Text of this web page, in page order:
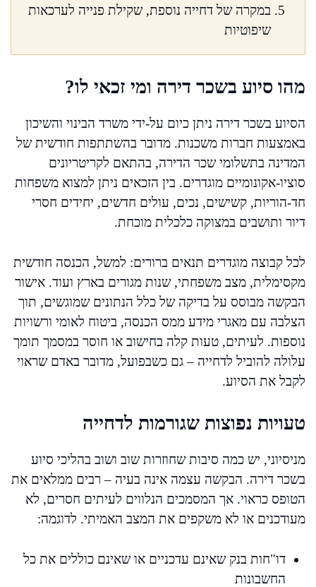
במקרה של דחייה נוספת, שקילת פנייה לערכאות
שיפוטיות
מהו סיוע בשכר דירה ומי זכאי לו?
הסיוע בשכר דירה ניתן כיום על-ידי משרד הבינוי והשיכון
באמצעות חברות משכנות. מדובר בהשתתפות חודשית של
המדינה בתשלומי שכר הדירה, בהתאם לקריטריונים
סוציו-אקונומיים מוגדרים. בין הזכאים ניתן למצוא משפחות
חד-הוריות, קשישים, נכים, עולים חדשים, יחידים חסרי
דיור ותושבים במצוקה כלכלית מוכחת.
לכל קבוצה מוגדרים תנאים ברורים: למשל, הכנסה חודשית
מקסימלית, מצב משפחתי, שנות מגורים בארץ ועוד. אישור
הבקשה מבוסס על בדיקה של כלל הנתונים שמוגשים, תוך
הצלבה עם מאגרי מידע ממס הכנסה, ביטוח לאומי ורשויות
נוספות. לעיתים, טעות קלה בחישוב או חוסר במסמך תומך
עלולה להוביל לדחייה – גם כשבפועל, מדובר באדם שראוי
לקבל את הסיוע.
טעויות נפוצות שגורמות לדחייה
מניסיוני, יש כמה סיבות שחוזרות שוב ושוב בהליכי סיוע
בשכר דירה. הבקשה עצמה אינה בעיה – רבים ממלאים את
הטופס כראוי. אך המסמכים הנלווים לעיתים חסרים, לא
מעודכנים או לא משקפים את המצב האמיתי. לדוגמה:
דו"חות בנק שאינם עדכניים או שאינם כוללים את כל
החשבונות